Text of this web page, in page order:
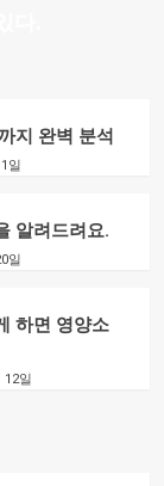
지 완벽 분석
일
알려드려요.
일
하면 영양소
12일